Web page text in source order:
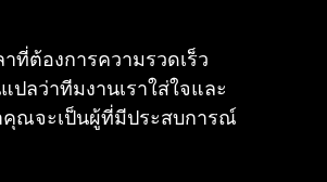
ที่ต้องการความรวดเร็ว
ลว่าทีมงานเราใส่ใจและ
คุณจะเป็นผู้ที่มีประสบการณ์